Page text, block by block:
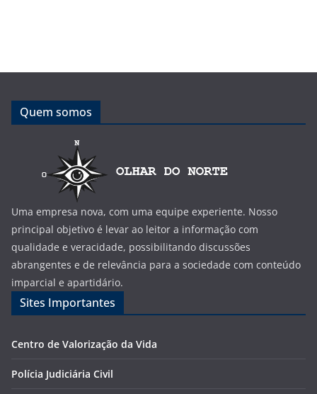
Quem somos
Uma empresa nova, com uma equipe experiente. Nosso
principal objetivo é levar ao leitor a informação com
qualidade e veracidade, possibilitando discussões
abrangentes e de relevância para a sociedade com conteúdo
imparcial e apartidário.
Sites Importantes
Centro de Valorização da Vida
Polícia Judiciária Civil